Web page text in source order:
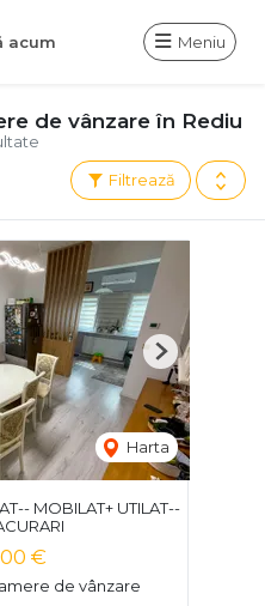
acum Meniu
de vânzare în Rediu
Filtrează
Harta
Next
MOBILAT+ UTILAT--
€
de vânzare